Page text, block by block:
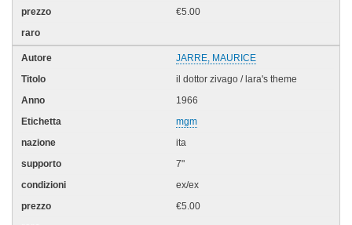
€5.00
JARRE, MAURICE
il dottor zivago / lara's theme
1966
mgm
ita
7"
ex/ex
€5.00